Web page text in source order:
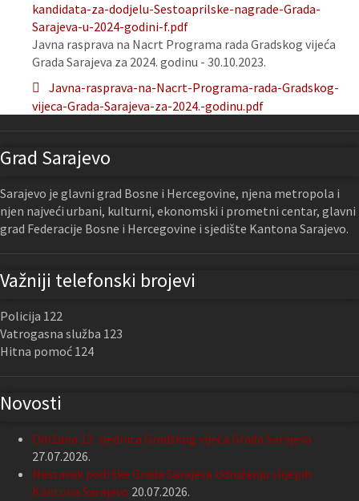
kandidata-za-dodjelu-Sestoaprilske-nagrade-Grada-
Sarajeva-u-2024-godini-f.pdf
Javna rasprava na Nacrt Programa rada Gradskog vijeća
Grada Sarajeva za 2024. godinu - 30.10.2023.
Javna-rasprava-na-Nacrt-Programa-rada-Gradskog-
vijeca-Grada-Sarajeva-za-2024.-godinu.pdf
Grad Sarajevo
Sarajevo je glavni grad Bosne i Hercegovine, njena metropola i
njen najveći urbani, kulturni, ekonomski i prometni centar, glavni
grad Federacije Bosne i Hercegovine i sjedište Kantona Sarajevo.
Važniji telefonski brojevi
Policija 122
Vatrogasna služba 123
Hitna pomoć 124
Novosti
Održana 13. sjednica Gradskog vijeća Grada Sarajeva
27.07.2026.
Nastavak podrške Grada Sarajeva Udruženju slijepih
Kantona Sarajevo 20.07.2026.